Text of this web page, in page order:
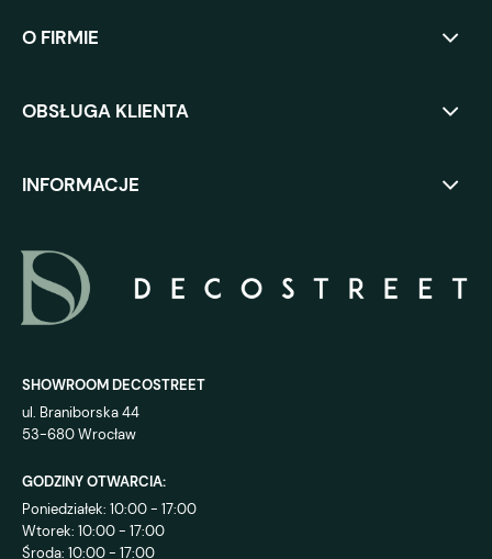
O FIRMIE
OBSŁUGA KLIENTA
INFORMACJE
SHOWROOM DECOSTREET
ul. Braniborska 44
53-680 Wrocław
GODZINY OTWARCIA:
Poniedziałek: 10:00 - 17:00
Wtorek: 10:00 - 17:00
Środa: 10:00 - 17:00